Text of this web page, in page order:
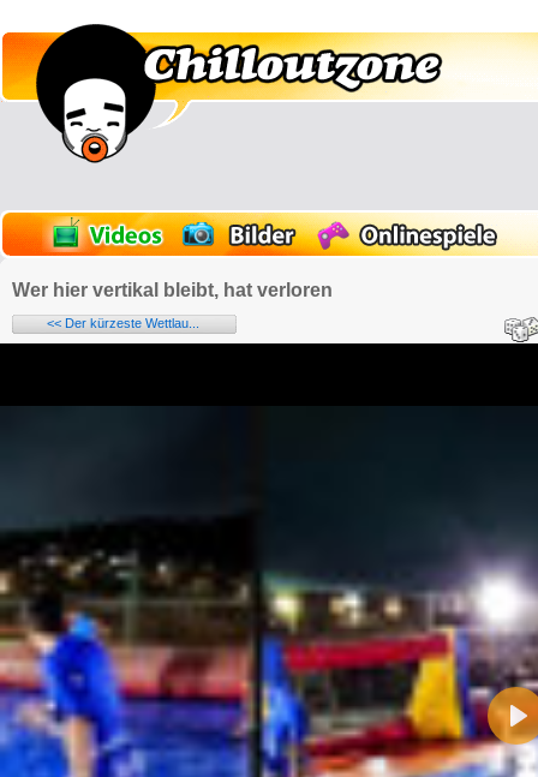
Wer hier vertikal bleibt, hat verloren
<< Der kürzeste Wettlau...